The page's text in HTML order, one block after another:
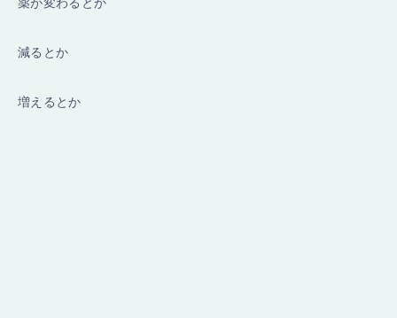
減るとか
増えるとか